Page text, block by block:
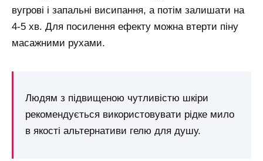
вугрові і запальні висипання, а потім залишати на
4-5 хв. Для посилення ефекту можна втерти піну
масажними рухами.
Людям з підвищеною чутливістю шкіри
рекомендується використовувати рідке мило
в якості альтернативи гелю для душу.